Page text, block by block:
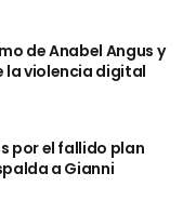
de Anabel Angus y
la violencia digital
por el fallido plan
a Gianni